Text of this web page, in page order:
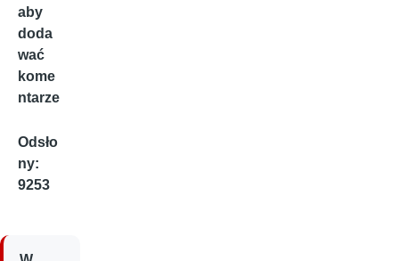
aby
doda
wać
kome
ntarze
Odsło
ny:
9253